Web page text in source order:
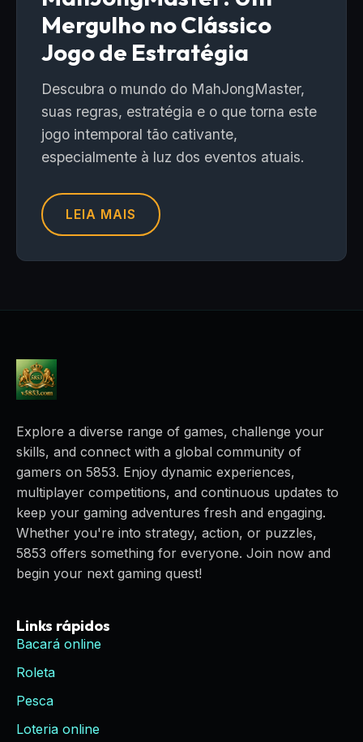
Mergulho no Clássico
Jogo de Estratégia
Descubra o mundo do MahJongMaster,
suas regras, estratégia e o que torna este
jogo intemporal tão cativante,
especialmente à luz dos eventos atuais.
LEIA MAIS
Explore a diverse range of games, challenge your
skills, and connect with a global community of
gamers on 5853. Enjoy dynamic experiences,
multiplayer competitions, and continuous updates to
keep your gaming adventures fresh and engaging.
Whether you're into strategy, action, or puzzles,
5853 offers something for everyone. Join now and
begin your next gaming quest!
Links rápidos
Bacará online
Roleta
Pesca
Loteria online